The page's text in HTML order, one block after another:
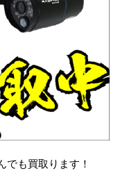
でも買取ります！